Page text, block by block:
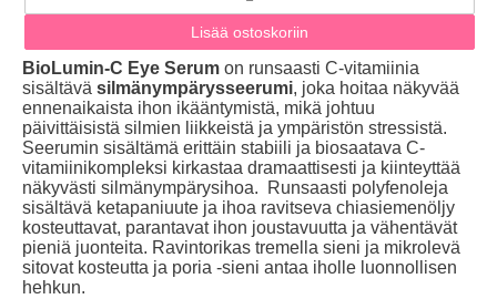
BioLumin-C Eye Serum on runsaasti C-vitamiinia
sisältävä silmänympärysseerumi, joka hoitaa näkyvää
ennenaikaista ihon ikääntymistä, mikä johtuu
päivittäisistä silmien liikkeistä ja ympäristön stressistä.
Seerumin sisältämä erittäin stabiili ja biosaatava C-
vitamiinikompleksi kirkastaa dramaattisesti ja kiinteyttää
näkyvästi silmänympärysihoa. Runsaasti polyfenoleja
sisältävä ketapaniuute ja ihoa ravitseva chiasiemenöljy
kosteuttavat, parantavat ihon joustavuutta ja vähentävät
pieniä juonteita. Ravintorikas tremella sieni ja mikrolevä
sitovat kosteutta ja poria -sieni antaa iholle luonnollisen
hehkun.